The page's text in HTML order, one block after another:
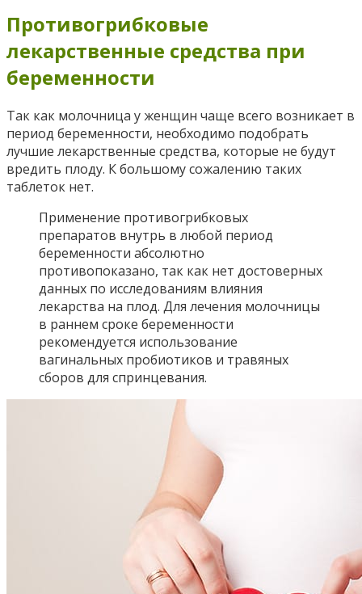
Противогрибковые
лекарственные средства при
беременности
Так как молочница у женщин чаще всего возникает в
период беременности, необходимо подобрать
лучшие лекарственные средства, которые не будут
вредить плоду. К большому сожалению таких
таблеток нет.
Применение противогрибковых
препаратов внутрь в любой период
беременности абсолютно
противопоказано, так как нет достоверных
данных по исследованиям влияния
лекарства на плод. Для лечения молочницы
в раннем сроке беременности
рекомендуется использование
вагинальных пробиотиков и травяных
сборов для спринцевания.